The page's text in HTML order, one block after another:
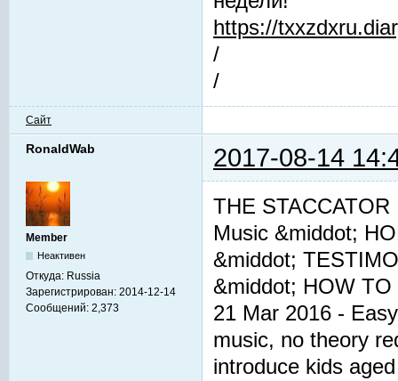
https://
/
/
Сайт
RonaldWab 2017-08-14
Member
Неактивен
Откуда: Russia
Зарегистрирован: 2014-12-14
Сообщений: 2,373
THE
Music &middot;
&middot;
&middot; HOW TO
21 Mar 2016 -
music, no theory
introduce kids